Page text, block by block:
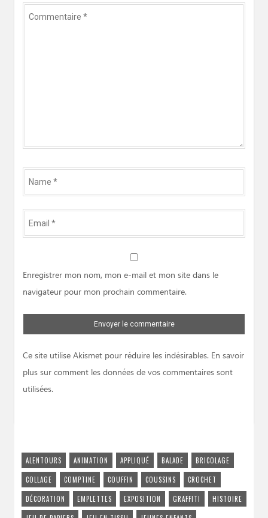
Commentaire
Name
*
Email
*
Enregistrer mon nom, mon e-mail et mon site dans le
navigateur pour mon prochain commentaire.
Ce site utilise Akismet pour réduire les indésirables. En savoir
plus sur comment les données de vos commentaires sont
utilisées.
ALENTOURS ANIMATION APPLIQUÉ BALADE
BRICOLAGE
COLLAGE
COMPTINE COUFFIN COUSSINS
CROCHET
DÉCORATION
EMPLETTES EXPOSITION GRAFFITI
HISTOIRE